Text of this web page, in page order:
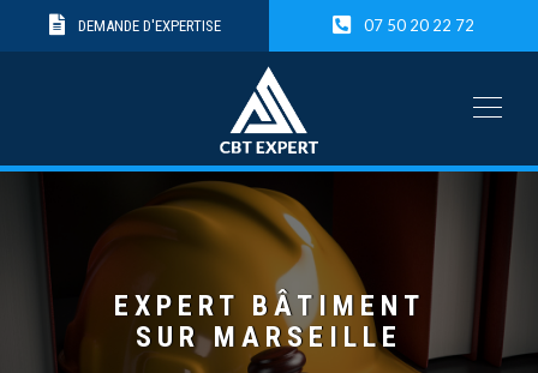
DEMANDE D'EXPERTISE 07 50 20 22 72
EXPERT BÂTIMENT
SUR MARSEILLE